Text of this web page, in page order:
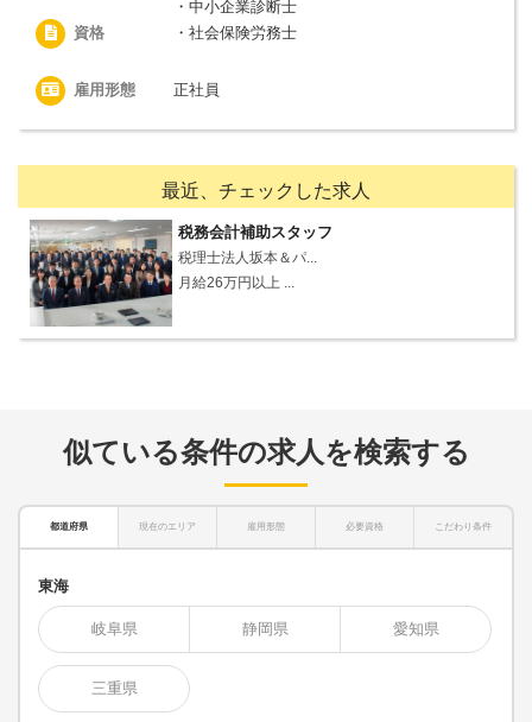
資格
・中小企業診断士
・社会保険労務士
雇用形態 正社員
最近、チェックした求人
税務会計補助スタッフ
税理士法人坂本＆パ...
月給26万円以上 ...
似ている条件の求人を検索する
都道府県 現在のエリア 雇用形態 必要資格 こだわり条件
東海
岐阜県 静岡県 愛知県
三重県